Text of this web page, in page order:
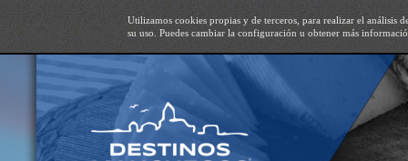
Utilizamos cookies propias y de terceros, para realizar el análisis
su uso. Puedes cambiar la configuración u obtener más